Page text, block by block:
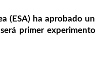
(ESA) ha aprobado
primer